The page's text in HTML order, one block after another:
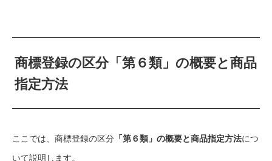
商標登録の区分「第６類」の概要と商品
指定方法
ここでは、商標登録の区分 「第６類」の概要と商品指定方法につ
いて説明します。